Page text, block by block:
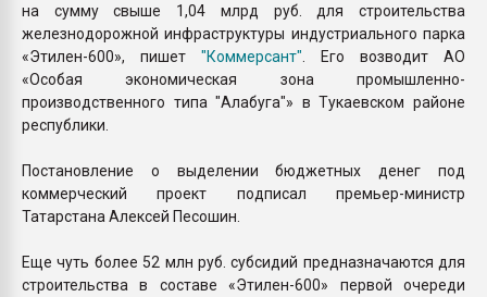
на сумму свыше 1,04 млрд руб. для строительства
железнодорожной инфраструктуры индустриального парка
«Этилен-600», пишет "Коммерсант" . Его возводит АО
«Особая экономическая зона промышленно-
производственного типа "Алабуга"» в Тукаевском районе
республики.
Постановление о выделении бюджетных денег под
коммерческий проект подписал премьер-министр
Татарстана Алексей Песошин.
Еще чуть более 52 млн руб. субсидий предназначаются для
строительства в составе «Этилен-600» первой очереди